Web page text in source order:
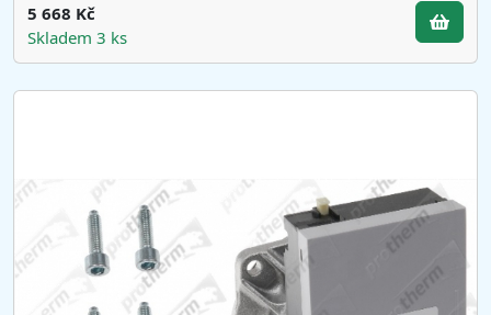
5 668 Kč
Skladem 3 ks